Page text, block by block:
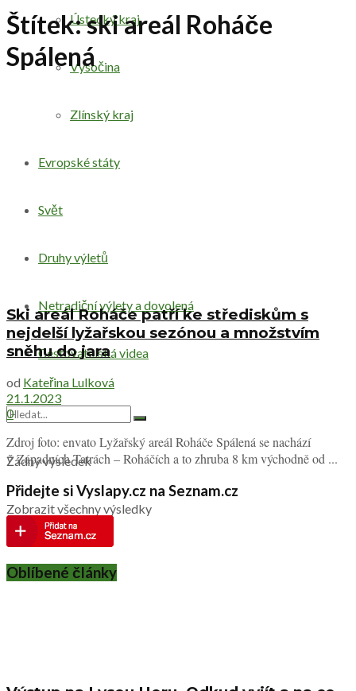
Ústecký kraj
Vysočina
Zlínský kraj
Evropské státy
Svět
Druhy výletů
Netradiční výlety a dovolená
Cestovatelská videa
Žádný výsledek
Zobrazit všechny výsledky
Štítek:ski areál Roháče
Spálená
Ski areál Roháče patří ke střediskům s
nejdelší lyžařskou sezónou a množstvím
sněhu do jara
od Kateřina Lulková
21.1.2023
0
Zdroj foto: envato Lyžařský areál Roháče Spálená se nachází
v Západních Tatrách – Roháčích a to zhruba 8 km východně od ...
Přidejte si Vyslapy.cz na Seznam.cz
Oblíbené články